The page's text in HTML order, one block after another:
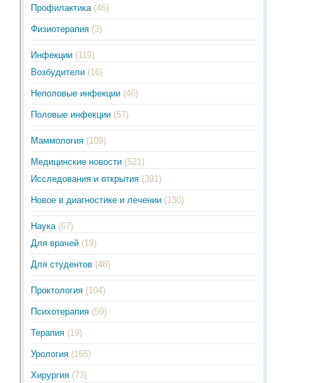
Профилактика (46)
Физиотерапия (3)
Инфекции (119)
Возбудители (16)
Неполовые инфекции (46)
Половые инфекции (57)
Маммология (109)
Медицинские новости (521)
Исследования и открытия (391)
Новое в диагностике и лечении (130)
Наука (67)
Для врачей (19)
Для студентов (48)
Проктология (104)
Психотерапия (59)
Терапия (19)
Урология (165)
Хирургия (73)